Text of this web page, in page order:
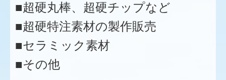
■超硬丸棒、超硬チップなど
■超硬特注素材の製作販売
■セラミック素材
■その他